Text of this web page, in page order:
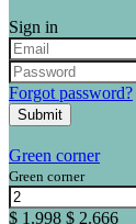
Sign in
Forgot password?
Submit
Green corner
Green corner
$ 1.998 $ 2.666